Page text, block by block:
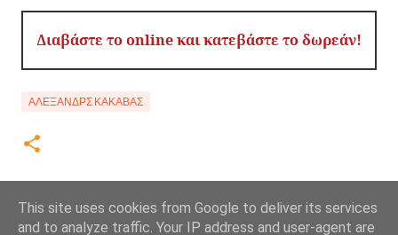
Διαβάστε το online και κατεβάστε το δωρεάν!
ΑΛΈΞΑΝΔΡΣ ΚΑΚΑΒΆΣ
This site uses cookies from Google to deliver its services
and to analyze traffic. Your IP address and user-agent are